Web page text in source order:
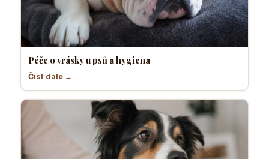
Péče o vrásky u psů a hygiena
Číst dále →